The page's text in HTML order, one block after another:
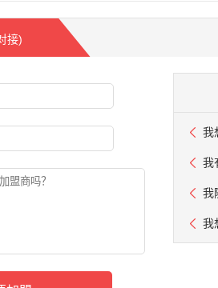
接)
我
我
我
我